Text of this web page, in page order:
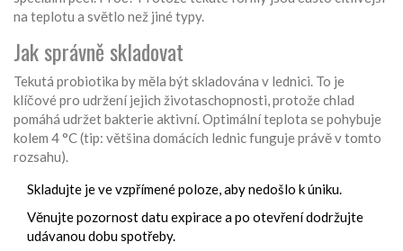
na teplotu a světlo než jiné typy.
Jak správně skladovat
Tekutá probiotika by měla být skladována v lednici. To je
klíčové pro udržení jejich životaschopnosti, protože chlad
pomáhá udržet bakterie aktivní. Optimální teplota se pohybuje
kolem 4 °C (tip: většina domácích lednic funguje právě v tomto
rozsahu).
Skladujte je ve vzpřímené poloze, aby nedošlo k úniku.
Věnujte pozornost datu expirace a po otevření dodržujte
udávanou dobu spotřeby.